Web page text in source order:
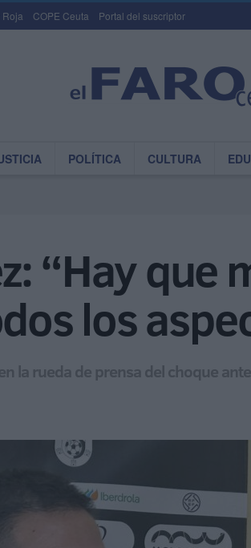
Roja COPE Ceuta Portal del suscriptor
POLÍTICA CULTURA
“Hay que
los
la rueda de prensa del choque